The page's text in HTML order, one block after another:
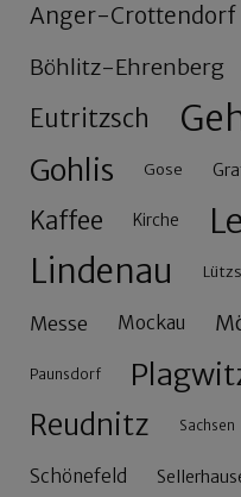
Anger-Crottendorf
Böhlitz-Ehrenberg
Eutritzsch
Gohlis Gose
Kaffee Kirche
Lindenau
Messe Mockau
Paunsdorf
Reudnitz Sachsen
Schönefeld